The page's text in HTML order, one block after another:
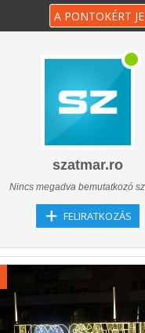
A PONTOKÉRT
szatmar.ro
Nincs megadva bemutatkozó
FELIRATKOZÁS